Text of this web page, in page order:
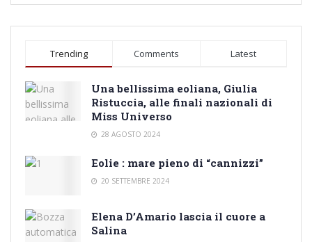
Trending Comments Latest
Una bellissima eoliana, Giulia
Ristuccia, alle finali nazionali di
Miss Universo
28 AGOSTO 2024
Eolie : mare pieno di “cannizzi”
20 SETTEMBRE 2024
Elena D’Amario lascia il cuore a
Salina